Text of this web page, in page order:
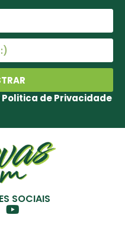
Politica de Privacidade
SOCIAIS